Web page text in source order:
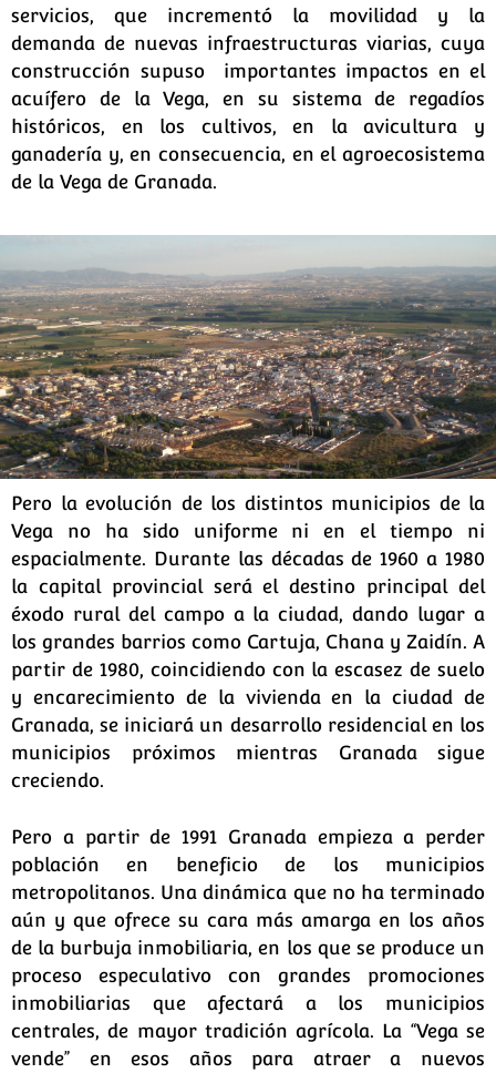
servicios, que incrementó la movilidad y la
demanda de nuevas infraestructuras viarias, cuya
construcción supuso importantes impactos en el
acuífero de la Vega, en su sistema de regadíos
históricos, en los cultivos, en la avicultura y
ganadería y, en consecuencia, en el agroecosistema
de la Vega de Granada.
Pero la evolución de los distintos municipios de la
Vega no ha sido uniforme ni en el tiempo ni
espacialmente. Durante las décadas de 1960 a 1980
la capital provincial será el destino principal del
éxodo rural del campo a la ciudad, dando lugar a
los grandes barrios como Cartuja, Chana y Zaidín. A
partir de 1980, coincidiendo con la escasez de suelo
y encarecimiento de la vivienda en la ciudad de
Granada, se iniciará un desarrollo residencial en los
municipios próximos mientras Granada sigue
creciendo.
Pero a partir de 1991 Granada empieza a perder
población en beneficio de los municipios
metropolitanos. Una dinámica que no ha terminado
aún y que ofrece su cara más amarga en los años
de la burbuja inmobiliaria, en los que se produce un
proceso especulativo con grandes promociones
inmobiliarias que afectará a los municipios
centrales, de mayor tradición agrícola. La “Vega se
vende” en esos años para atraer a nuevos